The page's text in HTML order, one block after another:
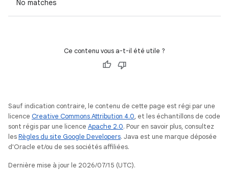
No matches
Ce contenu vous a-t-il été utile ?
Sauf indication contraire, le contenu de cette page est régi par une
licence Creative Commons Attribution 4.0, et les échantillons de code
sont régis par une licence Apache 2.0. Pour en savoir plus, consultez
lesRègles du site Google Developers. Java est une marque déposée
d'Oracle et/ou de ses sociétés affiliées.
Dernière mise à jour le 2026/07/15 (UTC).